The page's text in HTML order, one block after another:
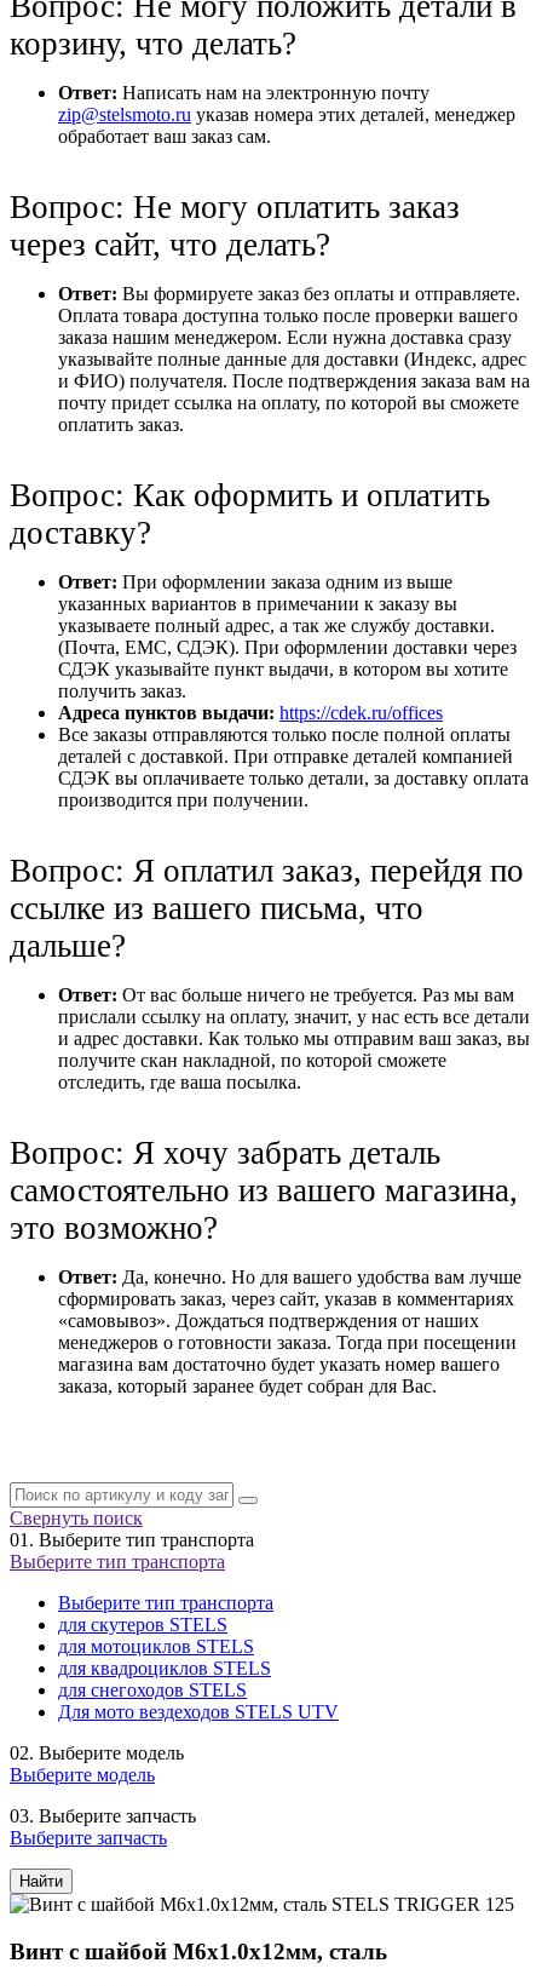
корзину, что делать?
Ответ: Написать нам на электронную почту
zip@stelsmoto.ru указав номера этих деталей, менеджер
обработает ваш заказ сам.
Вопрос: Не могу оплатить заказ
через сайт, что делать?
Ответ: Вы формируете заказ без оплаты и отправляете.
Оплата товара доступна только после проверки вашего
заказа нашим менеджером. Если нужна доставка сразу
указывайте полные данные для доставки (Индекс, адрес
и ФИО) получателя. После подтверждения заказа вам на
почту придет ссылка на оплату, по которой вы сможете
оплатить заказ.
Вопрос: Как оформить и оплатить
доставку?
Ответ: При оформлении заказа одним из выше
указанных вариантов в примечании к заказу вы
указываете полный адрес, а так же службу доставки.
(Почта, ЕМС, СДЭК). При оформлении доставки через
СДЭК указывайте пункт выдачи, в котором вы хотите
получить заказ.
Адреса пунктов выдачи: https://cdek.ru/offices
Все заказы отправляются только после полной оплаты
деталей с доставкой. При отправке деталей компанией
СДЭК вы оплачиваете только детали, за доставку оплата
производится при получении.
Вопрос: Я оплатил заказ, перейдя по
ссылке из вашего письма, что
дальше?
Ответ: От вас больше ничего не требуется. Раз мы вам
прислали ссылку на оплату, значит, у нас есть все детали
и адрес доставки. Как только мы отправим ваш заказ, вы
получите скан накладной, по которой сможете
отследить, где ваша посылка.
Вопрос: Я хочу забрать деталь
самостоятельно из вашего магазина,
это возможно?
Ответ: Да, конечно. Но для вашего удобства вам лучше
сформировать заказ, через сайт, указав в комментариях
«самовывоз». Дождаться подтверждения от наших
менеджеров о готовности заказа. Тогда при посещении
магазина вам достаточно будет указать номер вашего
заказа, который заранее будет собран для Вас.
Свернуть поиск
01. Выберите тип транспорта
Выберите тип транспорта
Выберите тип транспорта
для скутеров STELS
для мотоциклов STELS
для квадроциклов STELS
для снегоходов STELS
Для мото вездеходов STELS UTV
02. Выберите модель
Выберите модель
03. Выберите запчасть
Выберите запчасть
Найти
Винт с шайбой M6х1.0х12мм, сталь